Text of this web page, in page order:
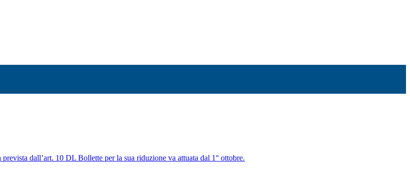
dall’art. 10 DL Bollette per la sua riduzione va attuata dal 1° ottobre.